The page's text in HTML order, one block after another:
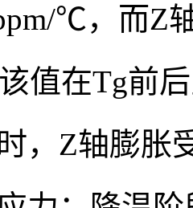
℃，而Z
值在Tg前
，Z轴膨胀